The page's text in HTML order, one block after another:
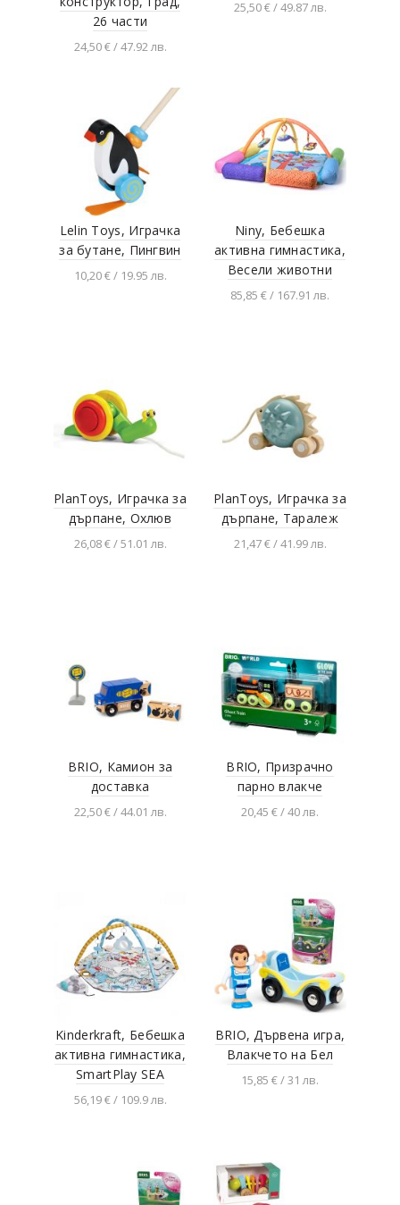
26 части
24,50 € / 47.92 лв.
25,50 € / 49.87 лв.
Lelin Toys, Играчка
за бутане, Пингвин
10,20 € / 19.95 лв.
Niny, Бебешка
активна гимнастика,
Весели животни
85,85 € / 167.91 лв.
PlanToys, Играчка за
дърпане, Охлюв
26,08 € / 51.01 лв.
PlanToys, Играчка за
дърпане, Таралеж
21,47 € / 41.99 лв.
BRIO, Камион за
доставка
22,50 € / 44.01 лв.
BRIO, Призрачно
парно влакче
20,45 € / 40 лв.
Kinderkraft, Бебешка
активна гимнастика,
SmartPlay SEA
56,19 € / 109.9 лв.
BRIO, Дървена игра,
Влакчето на Бел
15,85 € / 31 лв.